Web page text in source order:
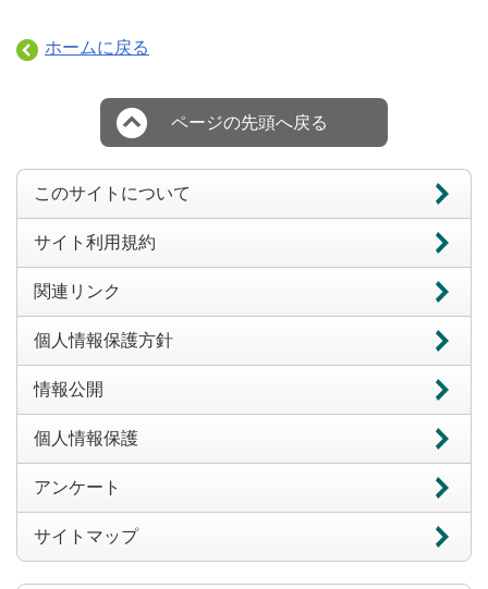
ホームに戻る
ページの先頭へ戻る
このサイトについて
サイト利用規約
関連リンク
個人情報保護方針
情報公開
個人情報保護
アンケート
サイトマップ